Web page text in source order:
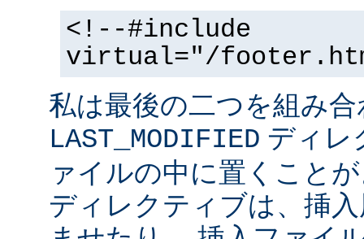
<!--#include
virtual="/
私は最後の二つを組み
LAST_MODIFIED ディレ
ァイルの中に置くこと
ディレクティブは、挿